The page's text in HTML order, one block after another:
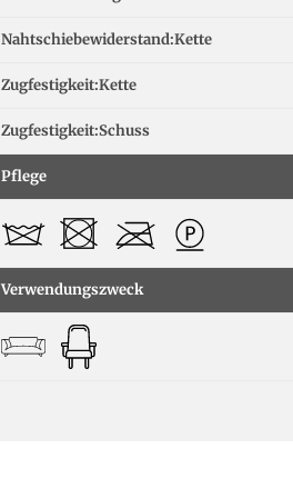
Nahtschiebewiderstand:Kette
Zugfestigkeit:Kette
Zugfestigkeit:Schuss
Pflege
Verwendungszweck